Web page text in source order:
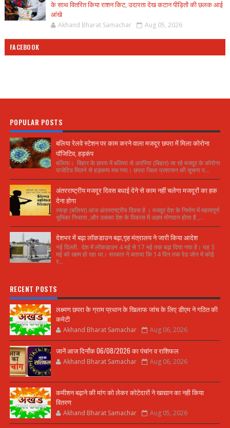
के साथ वितरित किया राशन किट, उदारता देख कटान पीड़ितों की छलक आई
आंखे
Akhand Bharat Samachar Aug 05, 2026
FACEBOOK
POPULAR POSTS
बलिया रेलवे स्टेशन पर काम करने वाला मजदूर छपरा में मिला कोरोना
पॉजिटिव, हड़कंप
बलिया। बिहार के छपरा में बलिया से अररिया (बिहार) जा रहे मजदूर के कोरोना
पाजेटिव मिलने से हड़कम्प मच गया। छपरा जिला प्रशासन की सूचना प...
अंतरराष्ट्रीय मजदूर दिवस बधाई देने से काम नहीं चलेगा मजदूरों का हक
देना होगा
रसड़ा (बलिया) आज अंतरराष्ट्रीय दिवस है । मजदूर देश के निर्माण में महत्वपूर्ण
भूमिका निभाता ,और उसका देश के विकास में अहम योगदान होता है ,...
देशभर में बढ़ा लॉकडाउन बढ़ा,गृह मंत्रालय ने जारी किया आदेश
नई दिल्ली. देश में लॉकडाउन 4 मई से 17 मई तक बढ़ा दिया गया है। यह 3
मई को खत्म हो रहा था। सरकार ने बताया कि 14 दिन तक रेड जोन में कोई
र...
RECENT POSTS
लक्ष्मण छपरा के ग्राम प्रधान के खिलाफ जांच के लिए डीएम ने गठित की
कमेटी
Akhand Bharat Samachar Aug 06, 2026
जानें आज दिनाँक 06/08/2026 का पंचांग व राशिफल
Akhand Bharat Samachar Aug 06, 2026
कमीशन बढ़ाने की मांग को लेकर कोटेदारों ने खाद्यान का नही किया
वितरण
Akhand Bharat Samachar Aug 05, 2026